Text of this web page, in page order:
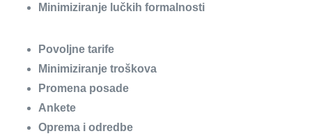
Minimiziranje lučkih formalnosti
Povoljne tarife
Minimiziranje troškova
Promena posade
Ankete
Oprema i odredbe